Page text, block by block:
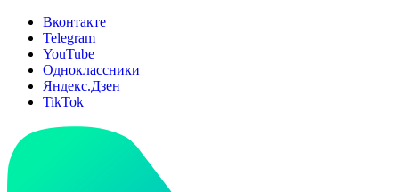
Вконтакте
Telegram
YouTube
Одноклассники
Яндекс.Дзен
TikTok